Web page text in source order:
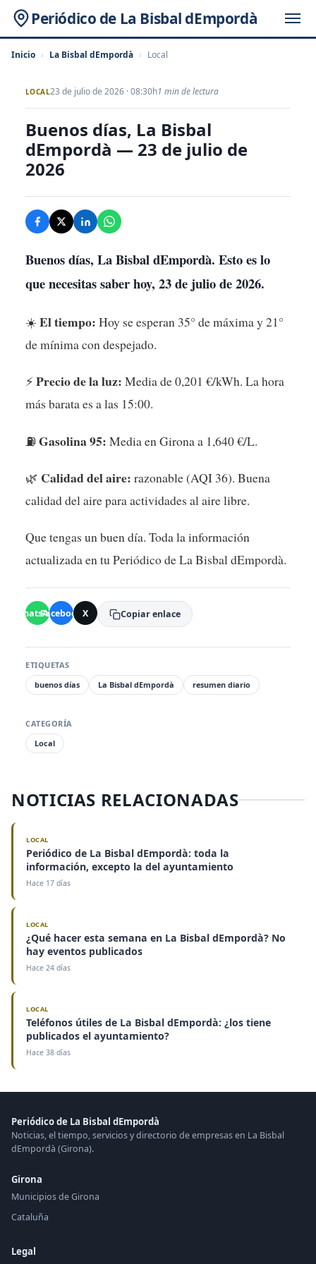
Periódico de La Bisbal dEmpordà
Inicio › La Bisbal dEmpordà › Local
LOCAL23 de julio de 2026 · 08:30h1 min de lectura
Buenos días, La Bisbal
dEmpordà — 23 de julio de
2026
Buenos días, La Bisbal dEmpordà. Esto es lo
que necesitas saber hoy, 23 de julio de 2026.
☀️El tiempo: Hoy se esperan 35° de máxima y 21°
de mínima con despejado.
⚡Precio de la luz: Media de 0,201 €/kWh. La hora
más barata es a las 15:00.
⛽Gasolina 95: Media en Girona a 1,640 €/L.
🌿 Calidad del aire: razonable (AQI 36). Buena
calidad del aire para actividades al aire libre.
Que tengas un buen día. Toda la información
actualizada en tu Periódico de La Bisbal dEmpordà.
WhatsApp
Facebook X Copiar enlace
ETIQUETAS
buenos días
La Bisbal dEmpordà resumen diario
CATEGORÍA
Local
NOTICIAS RELACIONADAS
LOCAL
Periódico de La Bisbal dEmpordà: toda la
información, excepto la del ayuntamiento
Hace 17 días
LOCAL
¿Qué hacer esta semana en La Bisbal dEmpordà? No
hay eventos publicados
Hace 24 días
LOCAL
Teléfonos útiles de La Bisbal dEmpordà: ¿los tiene
publicados el ayuntamiento?
Hace 38 días
Periódico de La Bisbal dEmpordà
Noticias, el tiempo, servicios y directorio de empresas en La Bisbal
dEmpordà (Girona).
Girona
Municipios de Girona
Cataluña
Legal